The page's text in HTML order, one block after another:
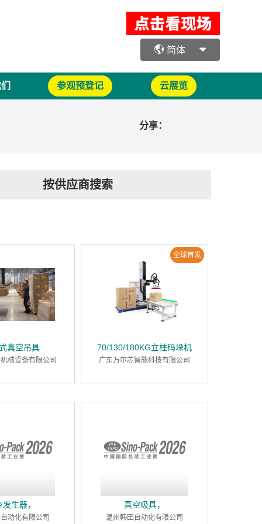
简体
参观预登记 云展览
分享：
按供应商搜索
真空吊具
械设备有限公司
全球首发
70/130/180KG立柱码垛机
广东万尔芯智能科技有限公司
生器，
动化有限公司
真空吸具，
温州韩田自动化有限公司